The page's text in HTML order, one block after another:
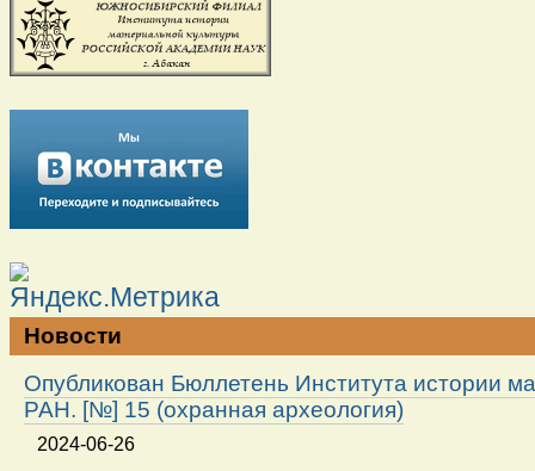
Новости
Опубликован Бюллетень Института истории
РАН. [№] 15 (охранная археология)
2024-06-26